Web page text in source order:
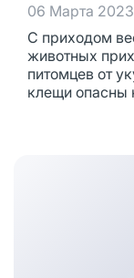
06 Марта 2023
С приходом
животных
питомцев от
клещи опасны